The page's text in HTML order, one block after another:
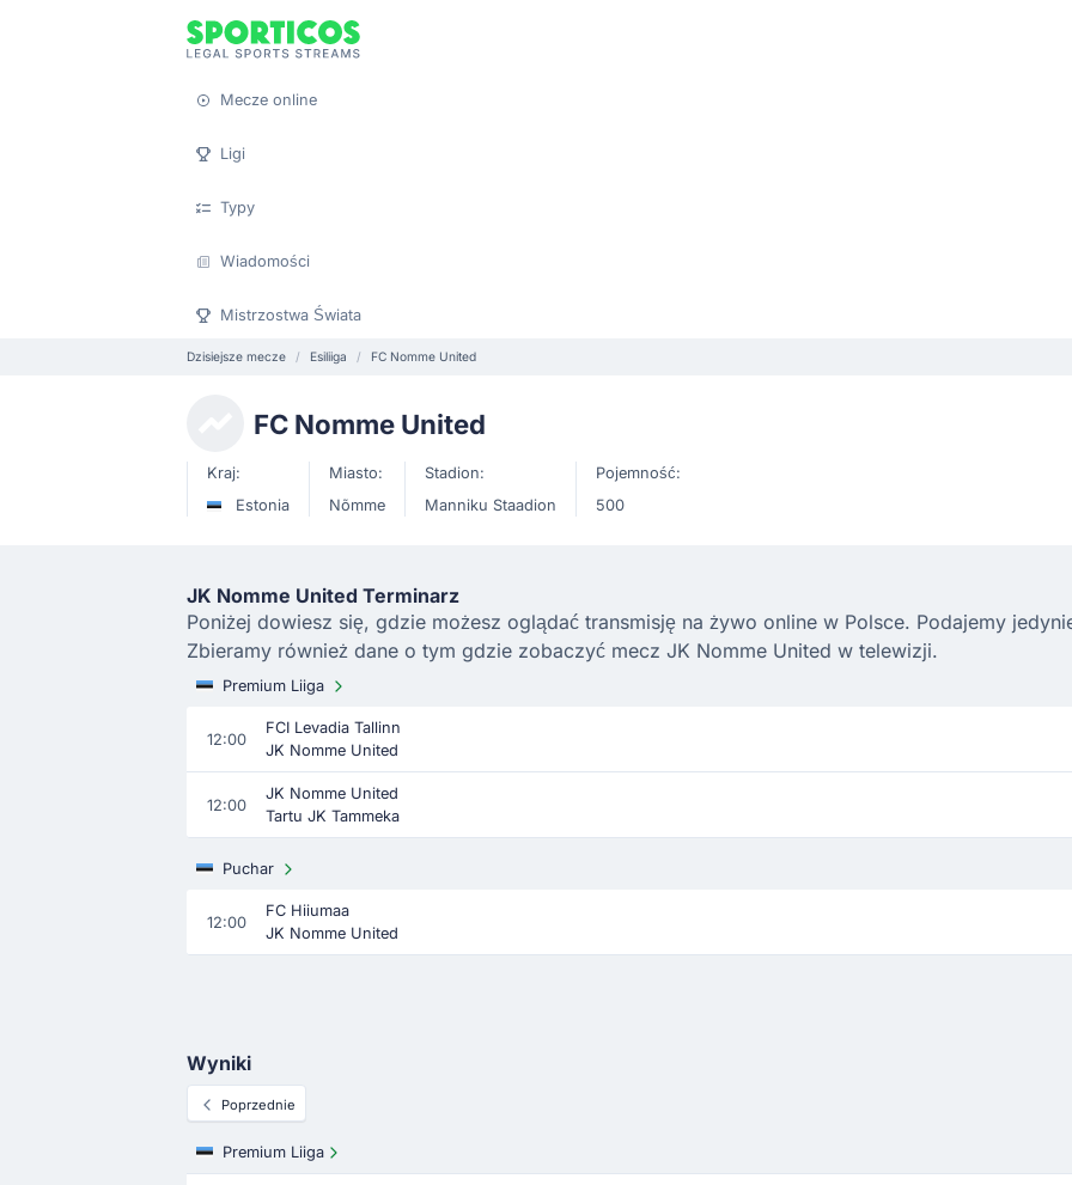
Mecze online
Ligi
Typy
Wiadomości
Mistrzostwa Świata
Dzisiejsze mecze Esiliiga FC Nomme United
FC Nomme United
Kraj:
Estonia
Miasto:
Nõmme
Stadion:
Manniku Staadion
Pojemność:
500
JK Nomme United Terminarz
Poniżej dowiesz się, gdzie możesz oglądać transmisję na żywo online w Polsce. Podajemy
Zbieramy również dane o tym gdzie zobaczyć mecz JK Nomme United w telewizji.
Premium Liiga
12:00
FCI Levadia Tallinn
JK Nomme United
12:00
JK Nomme United
Tartu JK Tammeka
Puchar
12:00
FC Hiiumaa
JK Nomme United
Wyniki
Poprzednie
Premium Liiga